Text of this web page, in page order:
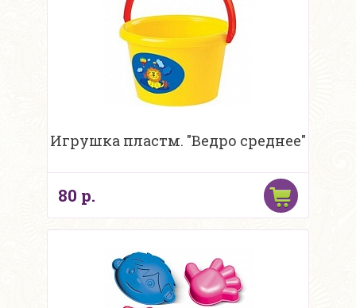
Игрушка пластм. "Ведро среднее"
80 р.